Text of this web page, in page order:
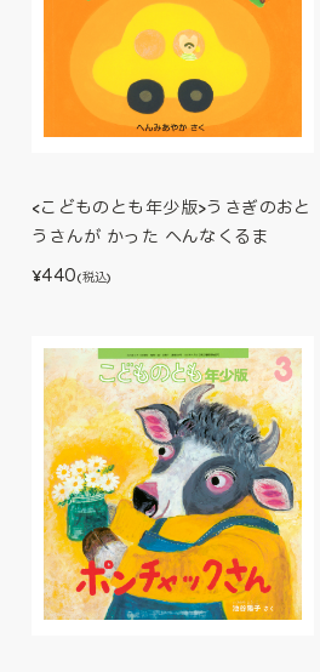
<こどものとも年少版>うさぎのおと
うさんが かった へんなくるま
¥440(税込)